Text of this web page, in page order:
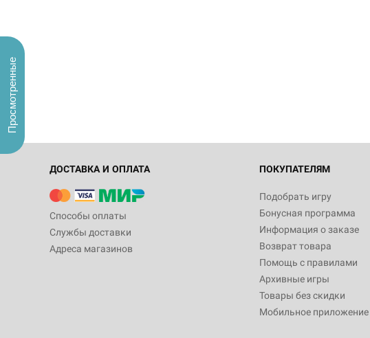
ДОСТАВКА И ОПЛАТА
Способы оплаты
Службы доставки
Адреса магазинов
ПОКУПАТЕЛЯМ
Подобрать игру
Бонусная программа
Информация о заказе
Возврат товара
Помощь с правилами
Архивные игры
Товары без скидки
Мобильное приложение
Просмотренные